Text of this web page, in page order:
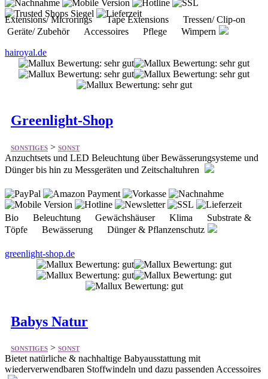
Extensions/ Microrings Tape Extensions Tressen/ Clip-on
Geräte/ Zubehör Accessoires Pflege Wimpern
hairoyal.de
Greenlight-Shop
SONSTIGES > SONST
Anzuchtsets und LED Beleuchtung über Bewässerungsysteme und
Dünger bis hin zu Messgeräten und Zeitschaltuhren
Bio Beleuchtung Gewächshäuser Klima Substrate &
Töpfe Bewässerung Dünger & Pflanzenschutz
greenlight-shop.de
Babys Natur
SONSTIGES > SONST
Bietet natürliche & nachhaltige Babyausstattung mit
wiederverwendbaren Stoffwindeln und dazu passenden Accessoires